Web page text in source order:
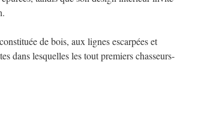
de bois, aux lignes escarpées et
dans lesquelles les tout premiers chasseurs-